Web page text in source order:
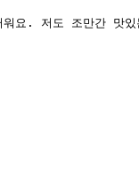
워요. 저도 조만간 맛